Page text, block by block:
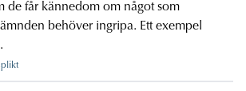
de får kännedom om något som
behöver ingripa. Ett exempel